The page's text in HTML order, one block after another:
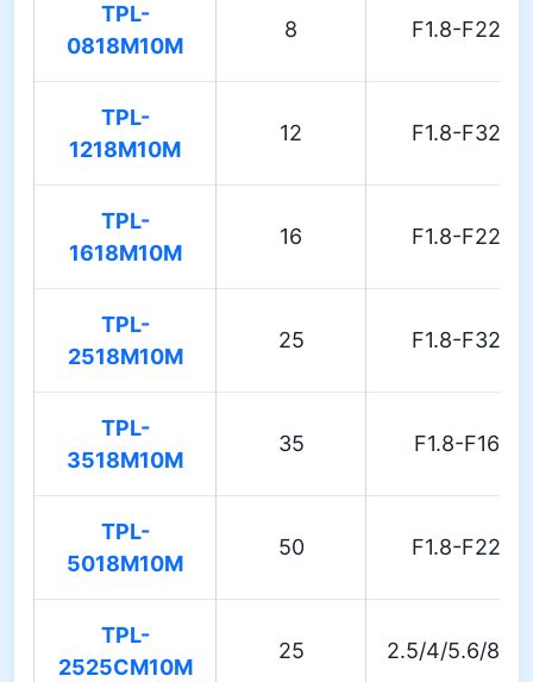
TPL-
0818M10M
8 F1.8-F22
TPL-
1218M10M
12 F1.8-F32
TPL-
1618M10M
16 F1.8-F22
TPL-
2518M10M
25 F1.8-F32
TPL-
3518M10M
35 F1.8-F16
TPL-
5018M10M
50 F1.8-F22
TPL-
2525CM10M
25 2.5/4/5.6/8/11